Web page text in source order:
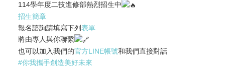
114學年度二技進修部熱烈招生中
招生簡章
報名諮詢請填寫下列 表單
將由專人與你聯繫
也可以加入我們的官方LINE帳號和我們直接對話
#你我攜手創造美好未來